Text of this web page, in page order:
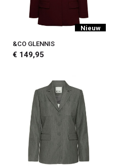
Nieuw
&CO GLENNIS
€ 149,95